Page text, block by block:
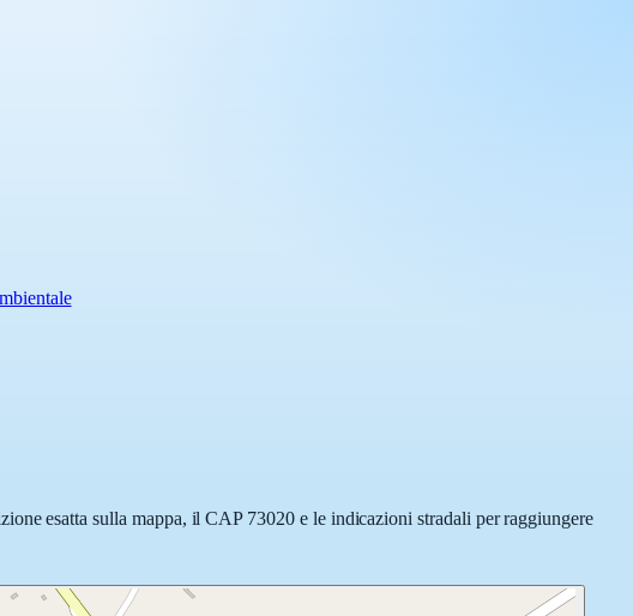
esatta sulla mappa, il CAP 73020 e le indicazioni stradali per raggiungere